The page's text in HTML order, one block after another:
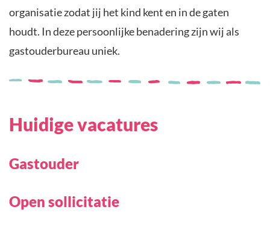
organisatie zodat jij het kind kent en in de gaten
houdt. In deze persoonlijke benadering zijn wij als
gastouderbureau uniek.
Huidige vacatures
Gastouder
Open sollicitatie